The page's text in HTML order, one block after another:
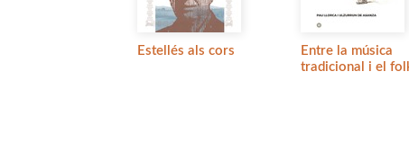
Estellés als cors
Entre la música
tradicional i el